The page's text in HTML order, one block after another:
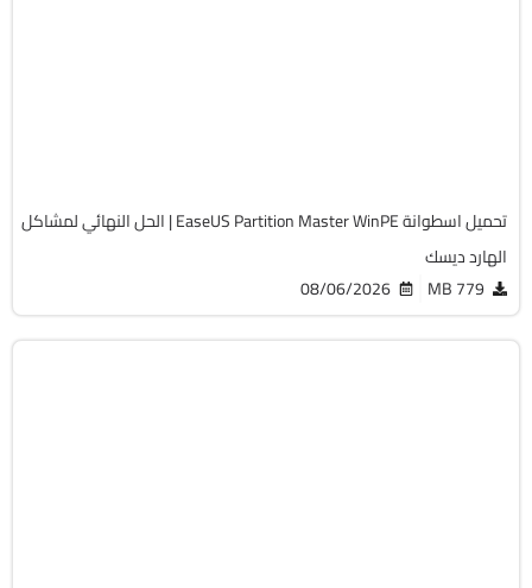
تحميل اسطوانة EaseUS Partition Master WinPE | الحل النهائي لمشاكل
الهارد ديسك
779 MB
08/06/2026